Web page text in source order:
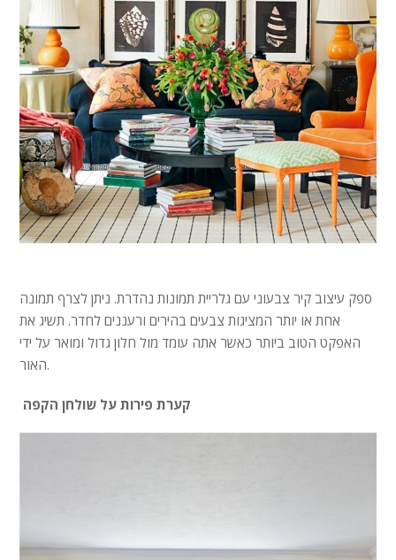
ספק עיצוב קיר צבעוני עם גלריית תמונות נהדרת. ניתן לצרף תמונה
אחת או יותר המציגות צבעים בהירים ורעננים לחדר. תשיג את
האפקט הטוב ביותר כאשר אתה עומד מול חלון גדול ומואר על ידי
האור.
קערת פירות על שולחן הקפה